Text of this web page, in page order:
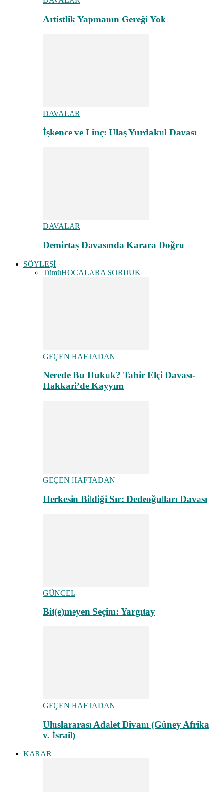
Artistlik Yapmanın Gereği Yok
DAVALAR
İşkence ve Linç: Ulaş Yurdakul Davası
DAVALAR
Demirtaş Davasında Karara Doğru
SÖYLEŞİ
TümüHOCALARA SORDUK
GEÇEN HAFTADAN
Nerede Bu Hukuk? Tahir Elçi Davası-
Hakkari’de Kayyım
GEÇEN HAFTADAN
Herkesin Bildiği Sır: Dedeoğulları Davası
GÜNCEL
Bit(e)meyen Seçim: Yargıtay
GEÇEN HAFTADAN
Uluslararası Adalet Divanı (Güney Afrika
v. İsrail)
KARAR